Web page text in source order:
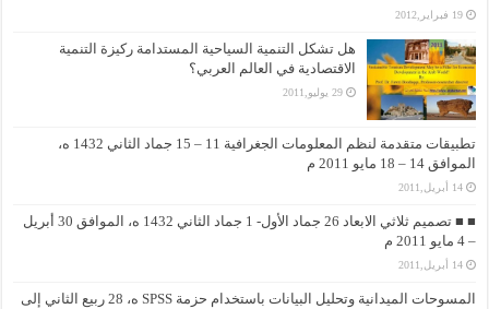
19 فبراير,2012
هل تشكل التنمية السياحية المستدامة ركيزة التنمية
الاقتصادية في العالم العربي؟
29 يوليو,2011
تطبيقات متقدمة لنظم المعلومات الجغرافية 11 – 15 جماد الثاني 1432 ه،
الموافق 14 – 18 مايو 2011 م
14 أبريل,2011
■ ■ تصميم ثلاثي الابعاد 26 جماد الأول- 1 جماد الثاني 1432 ه، الموافق 30 أبريل
– 4 مايو 2011 م
14 أبريل,2011
المسوحات الميدانية وتحليل البيانات باستخدام حزمة SPSS ه، 28 ربيع الثاني إلى